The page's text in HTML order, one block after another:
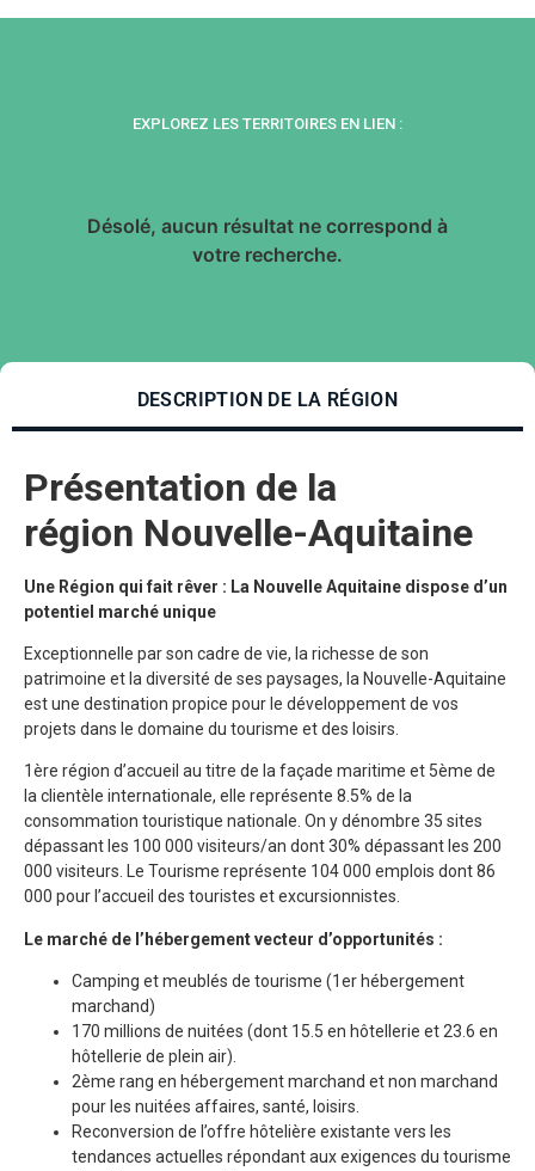
EXPLOREZ LES TERRITOIRES EN LIEN :
Désolé, aucun résultat ne correspond à
votre recherche.
DESCRIPTION DE LA RÉGION
Présentation de la
région Nouvelle-Aquitaine
Une Région qui fait rêver : La Nouvelle Aquitaine dispose d’un
potentiel marché unique
Exceptionnelle par son cadre de vie, la richesse de son
patrimoine et la diversité de ses paysages, la Nouvelle-Aquitaine
est une destination propice pour le développement de vos
projets dans le domaine du tourisme et des loisirs.
1ère région d’accueil au titre de la façade maritime et 5ème de
la clientèle internationale, elle représente 8.5% de la
consommation touristique nationale. On y dénombre 35 sites
dépassant les 100 000 visiteurs/an dont 30% dépassant les 200
000 visiteurs. Le Tourisme représente 104 000 emplois dont 86
000 pour l’accueil des touristes et excursionnistes.
Le marché de l’hébergement vecteur d’opportunités :
Camping et meublés de tourisme (1er hébergement
marchand)
170 millions de nuitées (dont 15.5 en hôtellerie et 23.6 en
hôtellerie de plein air).
2ème rang en hébergement marchand et non marchand
pour les nuitées affaires, santé, loisirs.
Reconversion de l’offre hôtelière existante vers les
tendances actuelles répondant aux exigences du tourisme